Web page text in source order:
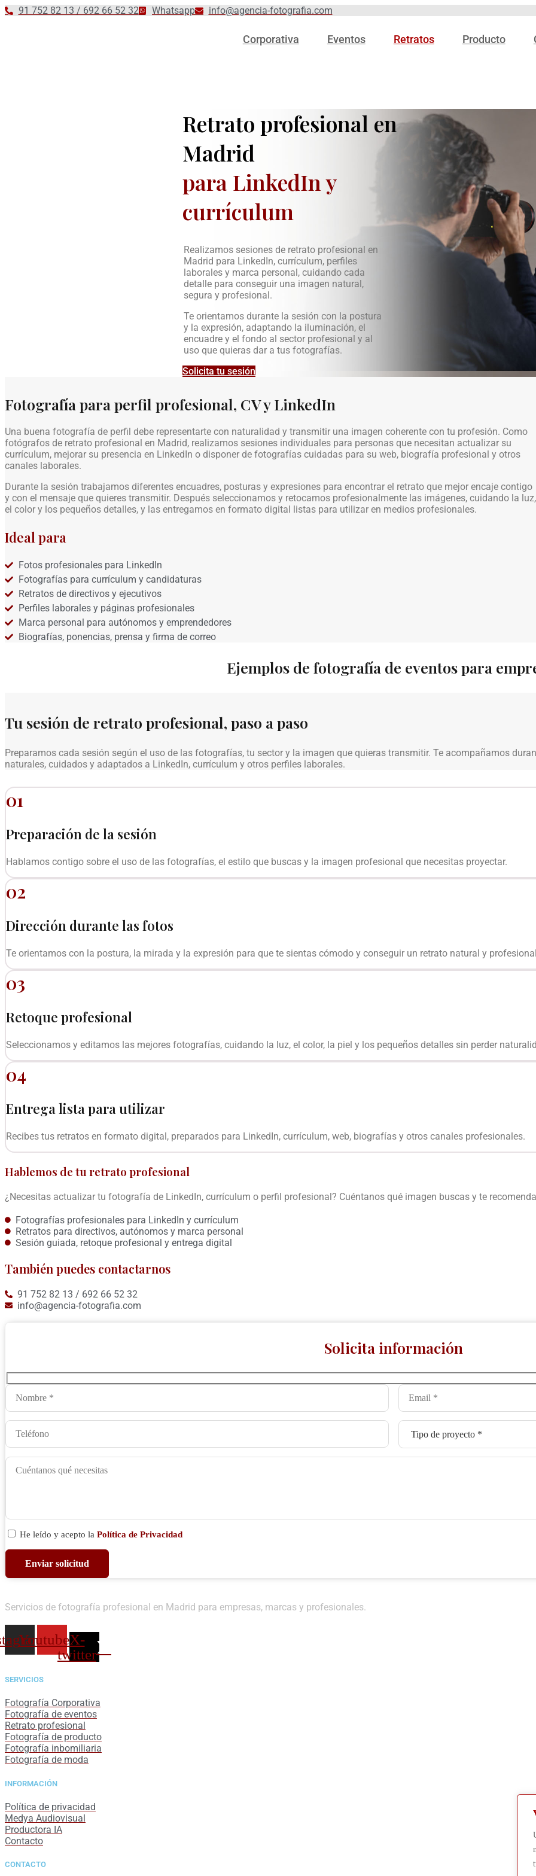
Ir
91 752 82 13 / 692 66 52 32 Whatsapp info@agencia-fotografia.com
Corporativa Eventos Retratos Producto
Retrato profesional en
Madrid
para LinkedIn y
currículum
Realizamos sesiones de retrato profesional en
Madrid para LinkedIn, currículum, perfiles
laborales y marca personal, cuidando cada
detalle para conseguir una imagen natural,
segura y profesional.
Te orientamos durante la sesión con la postura
y la expresión, adaptando la iluminación, el
encuadre y el fondo al sector profesional y al
uso que quieras dar a tus fotografías.
Solicita tu sesión
Fotografía para perfil profesional, CV y LinkedIn
Una buena fotografía de perfil debe representarte con naturalidad y transmitir una imagen coherente con tu profesión. Como
fotógrafos de retrato profesional en Madrid, realizamos sesiones individuales para personas que necesitan actualizar su
currículum, mejorar su presencia en LinkedIn o disponer de fotografías cuidadas para su web, biografía profesional y otros
canales laborales.
Durante la sesión trabajamos diferentes encuadres, posturas y expresiones para encontrar el retrato que mejor encaje contigo
y con el mensaje que quieres transmitir. Después seleccionamos y retocamos profesionalmente las imágenes, cuidando la luz,
el color y los pequeños detalles, y las entregamos en formato digital listas para utilizar en medios profesionales.
Ideal para
Fotos profesionales para LinkedIn
Fotografías para currículum y candidaturas
Retratos de directivos y ejecutivos
Perfiles laborales y páginas profesionales
Marca personal para autónomos y emprendedores
Biografías, ponencias, prensa y firma de correo
Ejemplos de fotografía de eventos para
Tu sesión de retrato profesional, paso a paso
Preparamos cada sesión según el uso de las fotografías, tu sector y la imagen que quieras transmitir. Te acompañamos
naturales, cuidados y adaptados a LinkedIn, currículum y otros perfiles laborales.
01
Preparación de la sesión
Hablamos contigo sobre el uso de las fotografías, el estilo que buscas y la imagen profesional que necesitas proyectar.
02
Dirección durante las fotos
Te orientamos con la postura, la mirada y la expresión para que te sientas cómodo y conseguir un retrato natural y
03
Retoque profesional
Seleccionamos y editamos las mejores fotografías, cuidando la luz, el color, la piel y los pequeños detalles sin perder
04
Entrega lista para utilizar
Recibes tus retratos en formato digital, preparados para LinkedIn, currículum, web, biografías y otros canales profesionales.
Hablemos de tu retrato profesional
¿Necesitas actualizar tu fotografía de LinkedIn, currículum o perfil profesional? Cuéntanos qué imagen buscas y te
Fotografías profesionales para LinkedIn y currículum
Retratos para directivos, autónomos y marca personal
Sesión guiada, retoque profesional y entrega digital
También puedes contactarnos
91 752 82 13 / 692 66 52 32
info@agencia-fotografia.com
Solicita información
He leído y acepto la Política de Privacidad
Servicios de fotografía profesional en Madrid para empresas, marcas y profesionales.
YoutubeX-
twitter
SERVICIOS
Fotografía Corporativa
Fotografía de eventos
Retrato profesional
Fotografía de producto
Fotografía inbomiliaria
Fotografía de moda
INFORMACIÓN
Política de privacidad
Medya Audiovisual
Productora IA
Contacto
CONTACTO